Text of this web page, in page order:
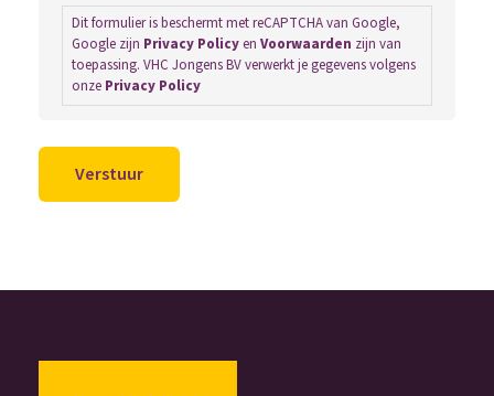
Dit formulier is beschermt met reCAPTCHA van Google,
Google zijn Privacy Policyen Voorwaarden zijn van
toepassing. VHC Jongens BV verwerkt je gegevens volgens
onze Privacy Policy